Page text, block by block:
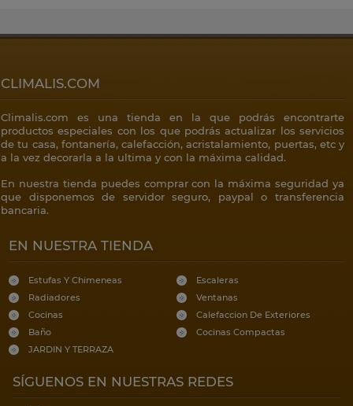
CLIMALIS.COM
Climalis.com es una tienda en la que podrás encontrarte
productos especiales con los que podrás actualizar los servicios
de tu casa, fontanería, calefacción, acristalamiento, puertas, etc y
a la vez decorarla a la ultima y con la máxima calidad.
En nuestra tienda puedes comprar con la máxima seguridad ya
que disponemos de servidor seguro, paypal o transferencia
bancaria.
EN NUESTRA TIENDA
Estufas Y Chimeneas
Radiadores
Cocinas
Baño
JARDIN Y TERRAZA
Escaleras
Ventanas
Calefaccion De Exteriores
Cocinas Compactas
SÍGUENOS EN NUESTRAS REDES